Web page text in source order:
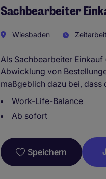
Sachbearbeiter
Wiesbaden Zeitarbeit
Als Sachbearbeiter
Abwicklung von
maßgeblich dazu bei,
Work-Life-Balance
Ab sofort
Speichern